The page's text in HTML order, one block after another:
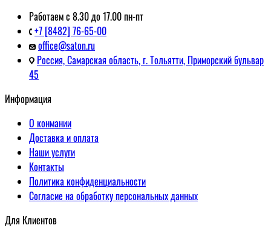
Работаем с 8.30 до 17.00 пн-пт
+7 [8482] 76-65-00
office@saton.ru
Россия, Самарская область, г. Тольятти, Приморский бульвар
45
Информация
О конмании
Доставка и оплата
Наши услуги
Контакты
Политика конфиденциальности
Согласие на обработку персональных данных
Для Клиентов